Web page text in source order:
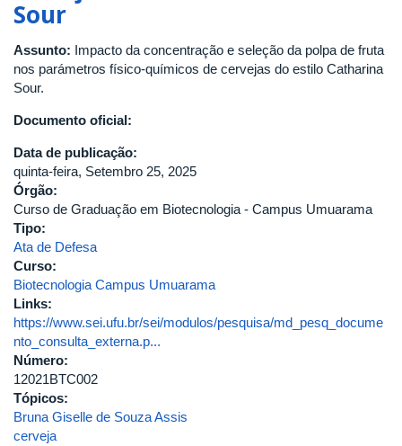
Sour
Assunto: Impacto da concentração e seleção da polpa de fruta
nos parámetros físico-químicos de cervejas do estilo Catharina
Sour.
Documento oficial:
Data de publicação:
quinta-feira, Setembro 25, 2025
Órgão:
Curso de Graduação em Biotecnologia - Campus Umuarama
Tipo:
Ata de Defesa
Curso:
Biotecnologia Campus Umuarama
Links:
https://www.sei.ufu.br/sei/modulos/pesquisa/md_pesq_docume
nto_consulta_externa.p...
Número:
12021BTC002
Tópicos:
Bruna Giselle de Souza Assis
cerveja